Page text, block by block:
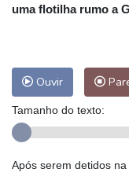
uma flotilha rumo a
Ouvir
Tamanho do texto:
Após serem detidos